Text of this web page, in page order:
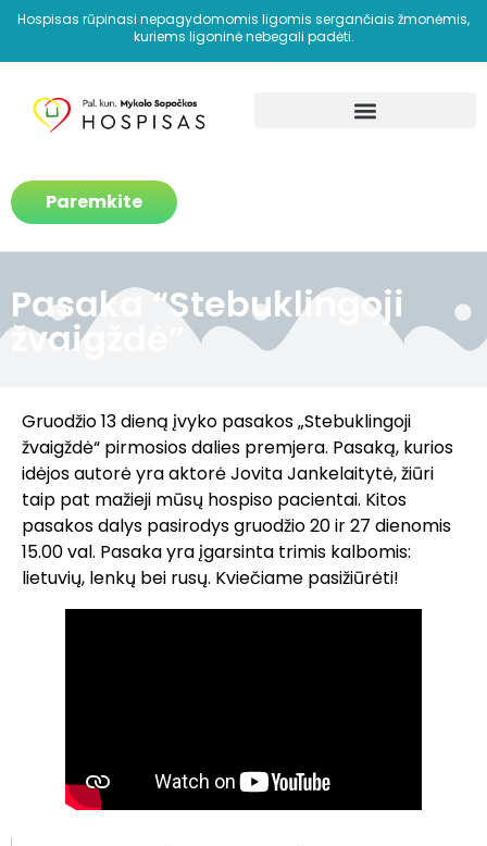
Hospisas rūpinasi nepagydomomis ligomis sergančiais žmonėmis,
kuriems ligoninė nebegali padėti.
Paremkite
Pasaka “Stebuklingoji
žvaigždė”
Gruodžio 13 dieną įvyko pasakos „Stebuklingoji
žvaigždė“ pirmosios dalies premjera. Pasaką, kurios
idėjos autorė yra aktorė Jovita Jankelaitytė, žiūri
taip pat mažieji mūsų hospiso pacientai. Kitos
pasakos dalys pasirodys gruodžio 20 ir 27 dienomis
15.00 val. Pasaka yra įgarsinta trimis kalbomis:
lietuvių, lenkų bei rusų. Kviečiame pasižiūrėti!